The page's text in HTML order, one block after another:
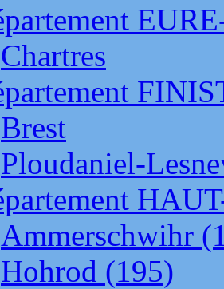
Chartres
Brest
Ploudaniel-
Ammerschwihr
Hohrod (195)